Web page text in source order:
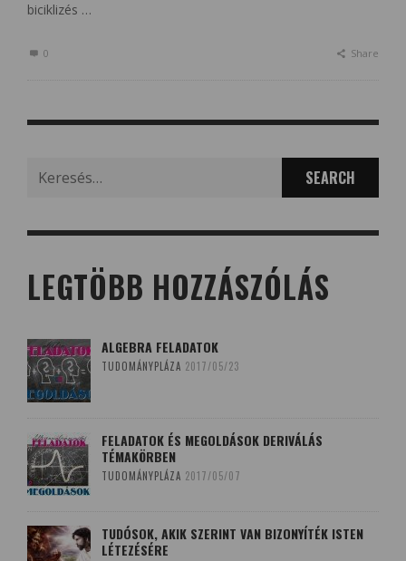
biciklizés …
0 Share
LEGTÖBB HOZZÁSZÓLÁS
ALGEBRA FELADATOK
TUDOMÁNYPLÁZA 2017/05/23
FELADATOK ÉS MEGOLDÁSOK DERIVÁLÁS
TÉMAKÖRBEN
TUDOMÁNYPLÁZA 2017/05/07
TUDÓSOK, AKIK SZERINT VAN BIZONYÍTÉK ISTEN
LÉTEZÉSÉRE